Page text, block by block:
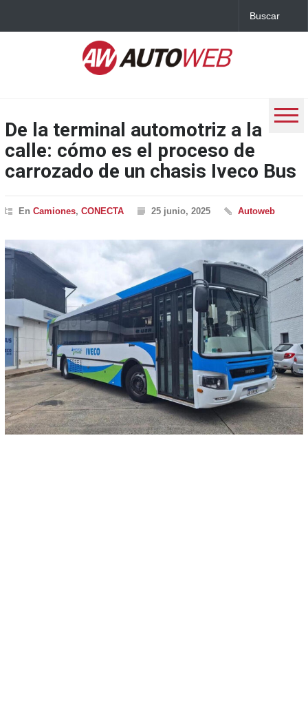
De la terminal automotriz a la
calle: cómo es el proceso de
carrozado de un chasis Iveco Bus
En Camiones, CONECTA 25 junio, 2025 Autoweb